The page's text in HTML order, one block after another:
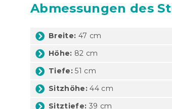
Abmessungen des
Breite: 47 cm
Höhe: 82 cm
Tiefe: 51 cm
Sitzhöhe: 44 cm
Sitztiefe: 39 cm